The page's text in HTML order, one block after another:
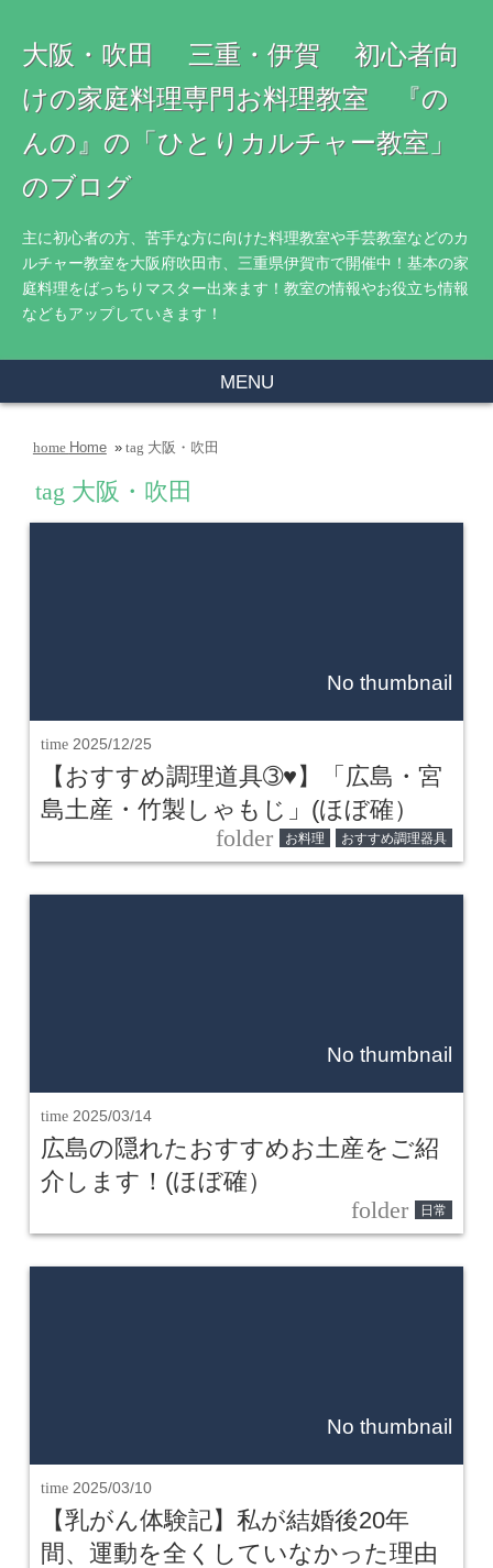
大阪・吹田 三重・伊賀 初心者向
けの家庭料理専門お料理教室 『の
んの』の「ひとりカルチャー教室」
のブログ
主に初心者の方、苦手な方に向けた料理教室や手芸教室などのカ
ルチャー教室を大阪府吹田市、三重県伊賀市で開催中！基本の家
庭料理をばっちりマスター出来ます！教室の情報やお役立ち情報
などもアップしていきます！
MENU
home Home » tag 大阪・吹田
tag 大阪・吹田
No thumbnail
time 2025/12/25
【おすすめ調理道具➂♥】「広島・宮
島土産・竹製しゃもじ」(ほぼ確）
folder お料理 おすすめ調理器具
No thumbnail
time 2025/03/14
広島の隠れたおすすめお土産をご紹
介します！(ほぼ確）
folder 日常
No thumbnail
time 2025/03/10
【乳がん体験記】私が結婚後20年
間、運動を全くしていなかった理由